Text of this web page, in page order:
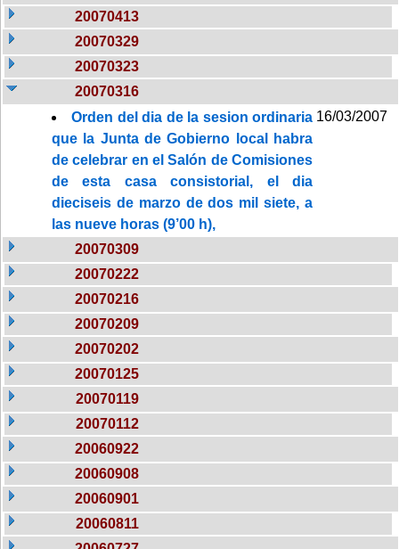
20070413
20070329
20070323
20070316
Orden del dia de la sesion ordinaria
que la Junta de Gobierno local habra
de celebrar en el Salón de Comisiones
de esta casa consistorial, el dia
dieciseis de marzo de dos mil siete, a
las nueve horas (9’00 h),
16/03/2007
20070309
20070222
20070216
20070209
20070202
20070125
20070119
20070112
20060922
20060908
20060901
20060811